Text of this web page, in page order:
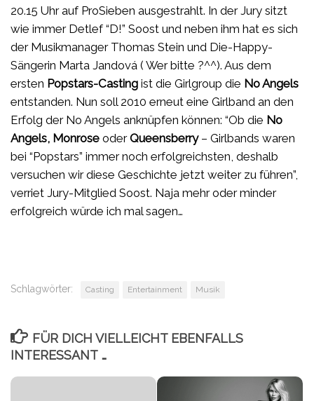
20.15 Uhr auf ProSieben ausgestrahlt. In der Jury sitzt
wie immer Detlef “D!” Soost und neben ihm hat es sich
der Musikmanager Thomas Stein und Die-Happy-
Sängerin Marta Jandová ( Wer bitte ?^^). Aus dem
ersten Popstars-Casting ist die Girlgroup die No Angels
entstanden. Nun soll 2010 erneut eine Girlband an den
Erfolg der No Angels anknüpfen können: “Ob die No
Angels, Monrose oderQueensberry – Girlbands waren
bei “Popstars” immer noch erfolgreichsten, deshalb
versuchen wir diese Geschichte jetzt weiter zu führen”,
verriet Jury-Mitglied Soost. Naja mehr oder minder
erfolgreich würde ich mal sagen…
Schlagwörter: Casting Entertainment Musik
FÜR DICH VIELLEICHT EBENFALLS
INTERESSANT …